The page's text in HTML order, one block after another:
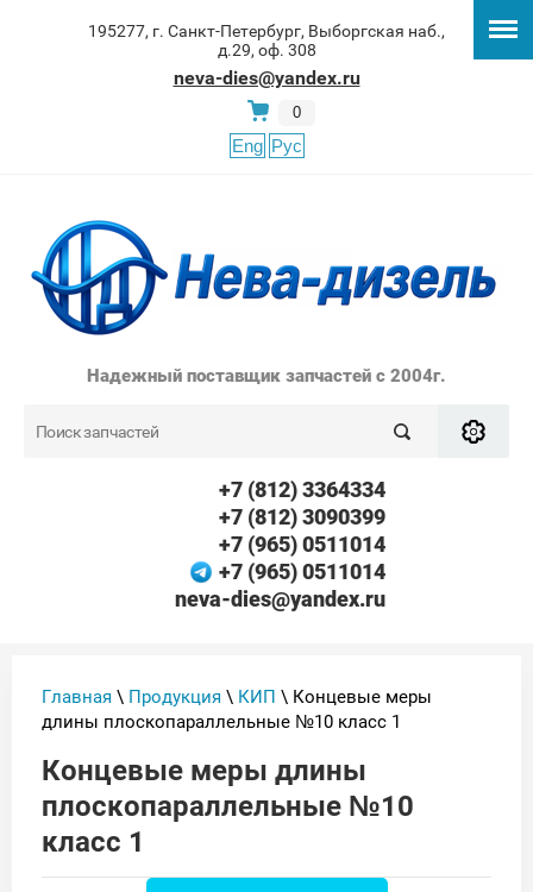
195277, г. Санкт-Петербург, Выборгская наб.,
д.29, оф. 308
neva-dies@yandex.ru
0
Eng Рус
Надежный поставщик запчастей с 2004г.
+7 (812) 3364334
+7 (812) 3090399
+7 (965) 0511014
+7 (965) 0511014
neva-dies@yandex.ru
Главная \ Продукция \ КИП \ Концевые меры
длины плоскопараллельные №10 класс 1
Концевые меры длины
плоскопараллельные №10
класс 1